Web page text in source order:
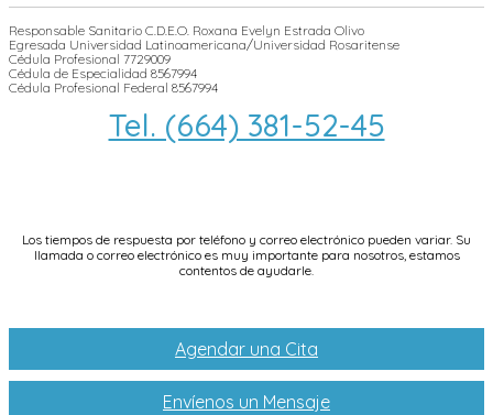
Responsable Sanitario C.D.E.O. Roxana Evelyn Estrada Olivo
Egresada Universidad Latinoamericana/Universidad Rosaritense
Cédula Profesional 7729009
Cédula de Especialidad 8567994
Cédula Profesional Federal 8567994
Tel. (664) 381-52-45
Los tiempos de respuesta por teléfono y correo electrónico pueden variar. Su
llamada o correo electrónico es muy importante para nosotros, estamos
contentos de ayudarle.
Agendar una Cita
Envíenos un Mensaje